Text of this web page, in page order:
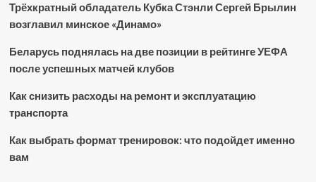
Трёхкратный обладатель Кубка Стэнли Сергей Брылин
возглавил минское «Динамо»
Беларусь поднялась на две позиции в рейтинге УЕФА
после успешных матчей клубов
Как снизить расходы на ремонт и эксплуатацию
транспорта
Как выбрать формат тренировок: что подойдет именно
вам